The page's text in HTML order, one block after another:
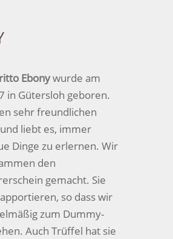
Ebonywurde am
in Gütersloh geboren.
sehr freundlichen
liebt es, immer
Dinge zu erlernen. Wir
den
gemacht. Sie
so dass wir
zum Dummy-
Auch Trüffel hat sie